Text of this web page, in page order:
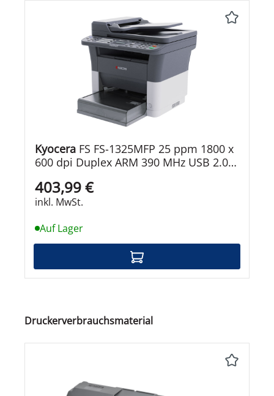
Kyocera
600 dpi Duplex ARM 390 MHz USB 2.0
403,99 €
inkl. MwSt.
Auf Lager
Produktgalerie überspringen
Druckerverbrauchsmaterial